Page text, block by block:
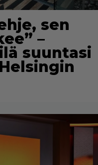
sen
–
suuntasi